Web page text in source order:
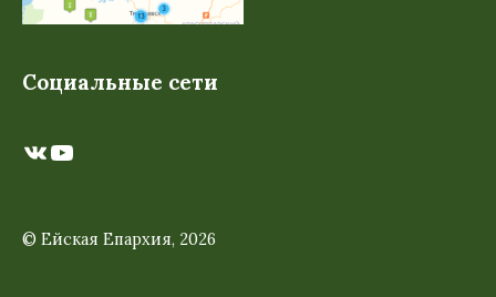
Социальные сети
ВКонтакте
YouTube
© Ейская Епархия, 2026